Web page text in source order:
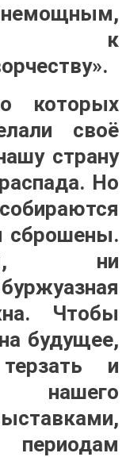
к
которых
своё
страну
Но
сброшены.
ни
Чтобы
будущее,
и
нашего